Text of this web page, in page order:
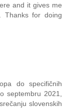
and it gives me
Thanks for doing
do specifičnih
septembru 2021,
slovenskih